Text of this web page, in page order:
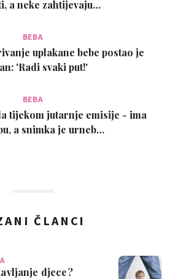
a neke zahtijevaju…
BEBA
uplakane bebe postao je
'Radi svaki put!'
BEBA
tijekom jutarnje emisije - ima
a snimka je urneb…
ČLANCI
djece?